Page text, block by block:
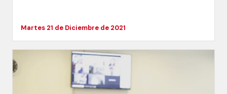
Martes 21 de Diciembre de 2021